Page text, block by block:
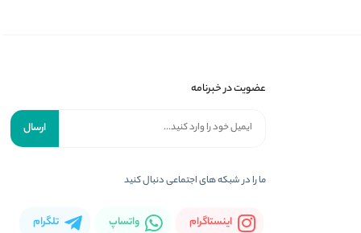
عضویت در خبرنامه
ارسال
ما را در شبکه های اجتماعی دنبال کنید
اینستاگرام واتساپ تلگرام